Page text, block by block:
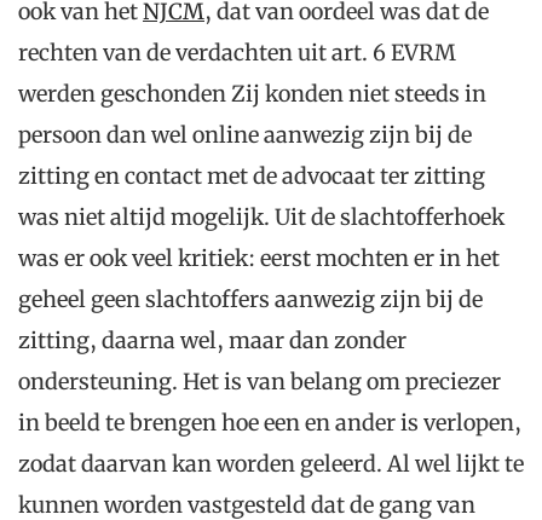
ook van hetNJCM, dat van oordeel was dat de
rechten van de verdachten uit art. 6 EVRM
werden geschonden Zij konden niet steeds in
persoon dan wel online aanwezig zijn bij de
zitting en contact met de advocaat ter zitting
was niet altijd mogelijk. Uit de slachtofferhoek
was er ook veel kritiek: eerst mochten er in het
geheel geen slachtoffers aanwezig zijn bij de
zitting, daarna wel, maar dan zonder
ondersteuning. Het is van belang om preciezer
in beeld te brengen hoe een en ander is verlopen,
zodat daarvan kan worden geleerd. Al wel lijkt te
kunnen worden vastgesteld dat de gang van